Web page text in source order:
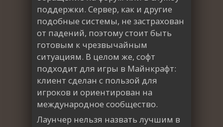
поддержки. Сервер, как и другие
подобные системы, не застрахован
от падений, поэтому стоит быть
готовым к чрезвычайным
ситуациям. В целом же, софт
подходит для игры в Майнкрафт:
клиент сделан с пользой для
игроков и ориентирован на
международное сообщество.
Лаунчер нельзя назвать лучшим в